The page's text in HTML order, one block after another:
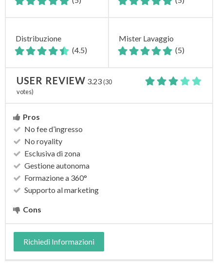
Distribuzione
(4.5)
Mister Lavaggio
(5)
USER REVIEW 3.23(30
votes)
Pros
No fee d’ingresso
No royality
Esclusiva di zona
Gestione autonoma
Formazione a 360°
Supporto al marketing
Cons
Richiedi Informazioni